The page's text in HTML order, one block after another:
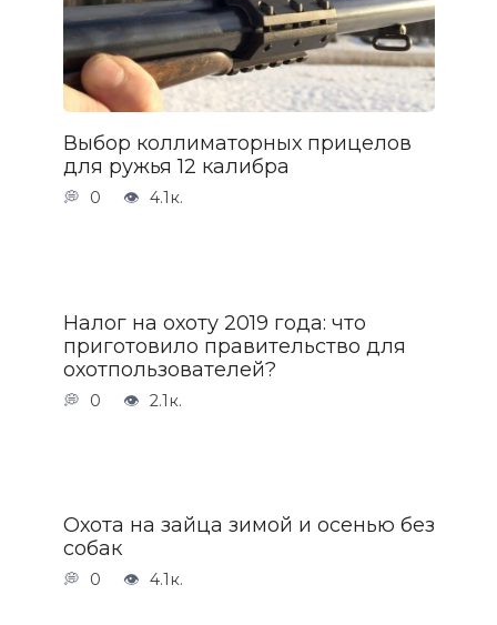
Выбор коллиматорных прицелов
для ружья 12 калибра
0 4.1к.
Налог на охоту 2019 года: что
приготовило правительство для
охотпользователей?
0 2.1к.
Охота на зайца зимой и осенью без
собак
0 4.1к.